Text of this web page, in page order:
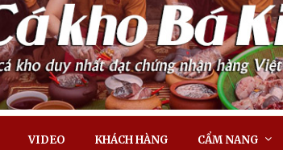
VIDEO KHÁCH HÀNG CẨM NANG